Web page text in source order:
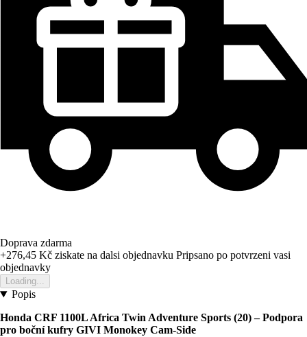
Doprava zdarma
+276,45 Kč ziskate na dalsi objednavku Pripsano po potvrzeni vasi
objednavky
Loading...
Popis
Honda CRF 1100L Africa Twin Adventure Sports (20) – Podpora
pro boční kufry GIVI Monokey Cam-Side